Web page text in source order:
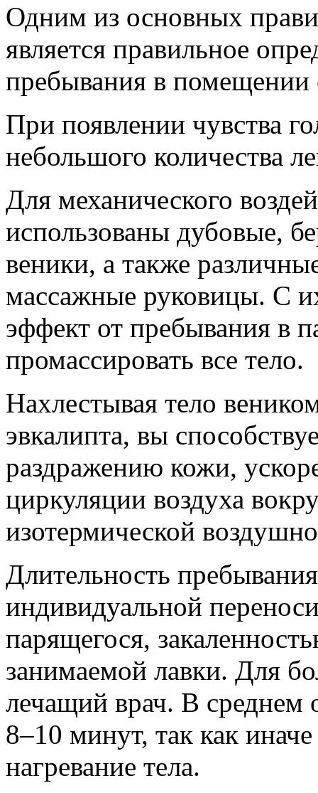
Одним из основных
является правильное
пребывания в помещении
При появлении чувства
небольшого количества
Для механического
использованы дубовые,
веники, а также
массажные руковицы. С
эффект от пребывания в
промассировать все тело.
Нахлестывая тело
эвкалипта, вы
раздражению кожи,
циркуляции воздуха
изотермической
Длительность
индивидуальной
парящегося,
занимаемой лавки. Для
лечащий врач. В среднем
8–10 минут, так как
нагревание тела.